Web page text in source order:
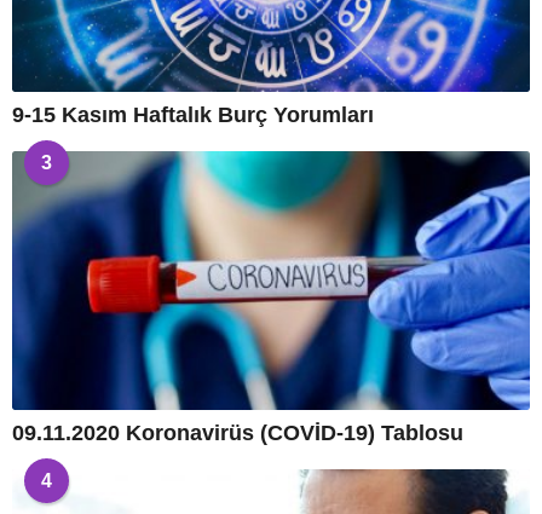
9-15 Kasım Haftalık Burç Yorumları
3
09.11.2020 Koronavirüs (COVİD-19) Tablosu
4